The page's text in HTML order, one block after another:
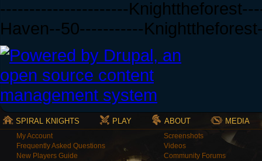
----------------------
Haven--50-----------
SPIRAL KNIGHTS PLAY ABOUT MEDIA
My Account
Frequently Asked Questions
New Players Guide
Screenshots
Videos
Community Forums